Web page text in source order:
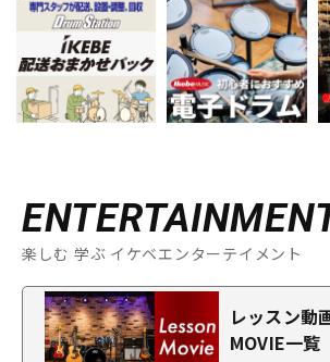
楽しむ 学ぶ イケベエンターテイメント
レッスン動
MOVIE一覧